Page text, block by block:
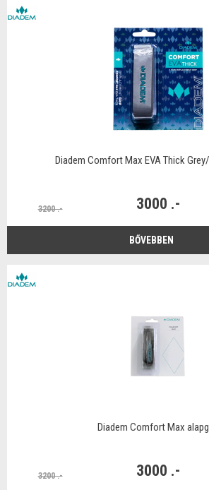
Diadem Comfort Max EVA Thick
3200 .- 3000 .-
BŐVEBBEN
Diadem Comfort Max
3200 .- 3000 .-